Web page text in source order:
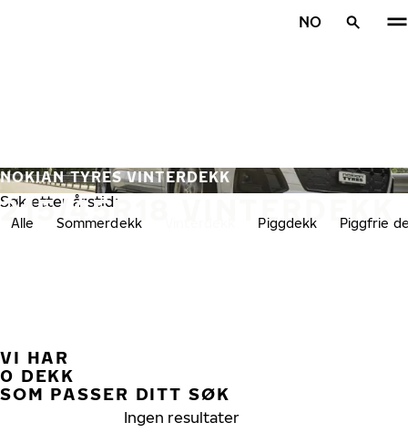
NO
215/45R18 VINTERDEKK
NOKIAN TYRES VINTERDEKK
Søk etter årstid:
Alle Sommerdekk Piggdekk Piggfrie
VI HAR
0 DEKK
SOM PASSER DITT SØK
Ingen resultater